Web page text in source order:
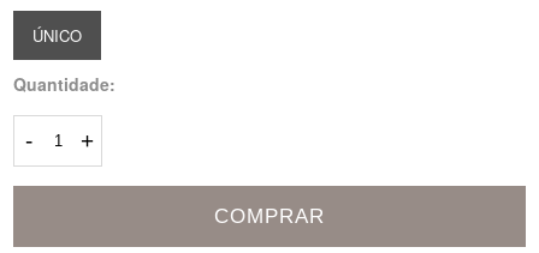
ÚNICO
Quantidade:
- +
COMPRAR